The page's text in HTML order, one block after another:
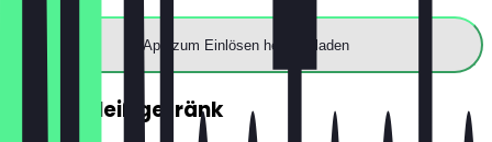
App zum Einlösen herunterladen
GRATIS Heißgetränk